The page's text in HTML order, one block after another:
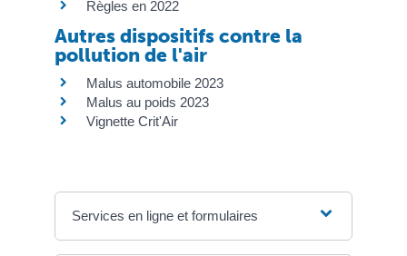
Règles en 2022
Autres dispositifs contre la
pollution de l'air
Malus automobile 2023
Malus au poids 2023
Vignette Crit'Air
Services en ligne et formulaires